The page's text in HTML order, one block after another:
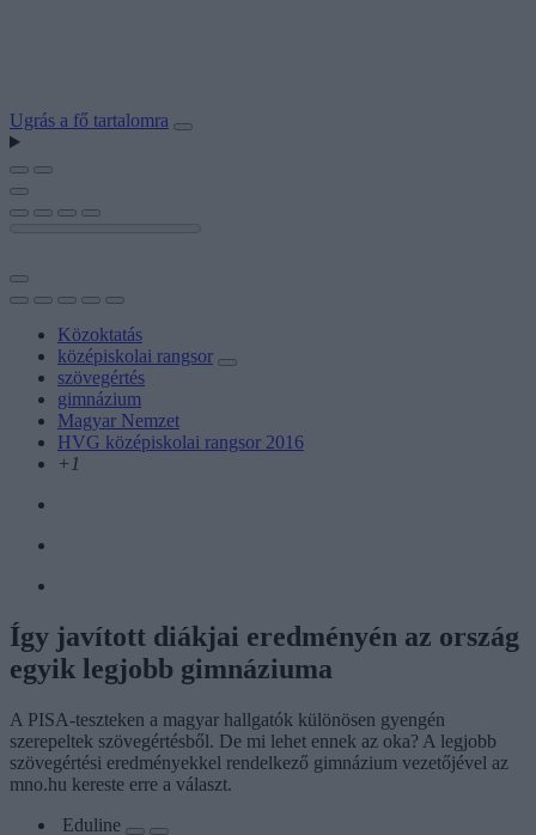
Ugrás a fő tartalomra
Közoktatás
középiskolai rangsor
szövegértés
gimnázium
Magyar Nemzet
HVG középiskolai rangsor 2016
+1
Így javított diákjai eredményén az ország
egyik legjobb gimnáziuma
A PISA-teszteken a magyar hallgatók különösen gyengén
szerepeltek szövegértésből. De mi lehet ennek az oka? A legjobb
szövegértési eredményekkel rendelkező gimnázium vezetőjével az
mno.hu kereste erre a választ.
Eduline